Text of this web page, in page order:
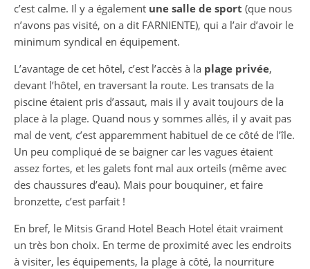
c’est calme. Il y a également une salle de sport (que nous
n’avons pas visité, on a dit FARNIENTE), qui a l’air d’avoir le
minimum syndical en équipement.
L’avantage de cet hôtel, c’est l’accès à la plage privée,
devant l’hôtel, en traversant la route. Les transats de la
piscine étaient pris d’assaut, mais il y avait toujours de la
place à la plage. Quand nous y sommes allés, il y avait pas
mal de vent, c’est apparemment habituel de ce côté de l’île.
Un peu compliqué de se baigner car les vagues étaient
assez fortes, et les galets font mal aux orteils (même avec
des chaussures d’eau). Mais pour bouquiner, et faire
bronzette, c’est parfait !
En bref, le Mitsis Grand Hotel Beach Hotel était vraiment
un très bon choix. En terme de proximité avec les endroits
à visiter, les équipements, la plage à côté, la nourriture